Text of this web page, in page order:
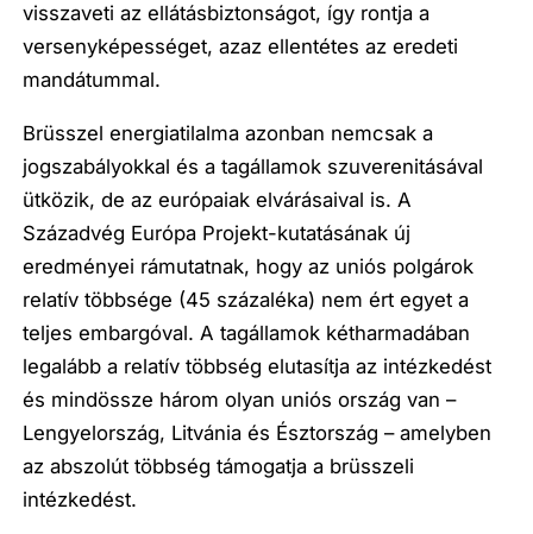
visszaveti az ellátásbiztonságot, így rontja a
versenyképességet, azaz ellentétes az eredeti
mandátummal.
Brüsszel energiatilalma azonban nemcsak a
jogszabályokkal és a tagállamok szuverenitásával
ütközik, de az európaiak elvárásaival is. A
Századvég Európa Projekt-kutatásának új
eredményei rámutatnak, hogy az uniós polgárok
relatív többsége (45 százaléka) nem ért egyet a
teljes embargóval. A tagállamok kétharmadában
legalább a relatív többség elutasítja az intézkedést
és mindössze három olyan uniós ország van –
Lengyelország, Litvánia és Észtország – amelyben
az abszolút többség támogatja a brüsszeli
intézkedést.